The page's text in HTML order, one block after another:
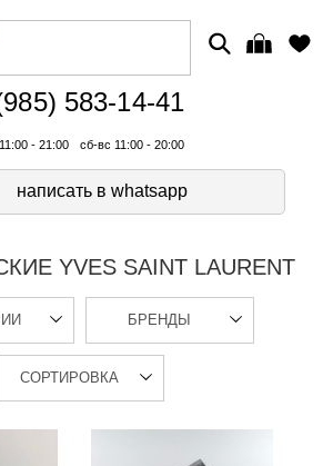
583-14-41
- 21:00 сб-вс 11:00 - 20:00
написать в whatsapp
YVES SAINT LAURENT
БРЕНДЫ
СОРТИРОВКА